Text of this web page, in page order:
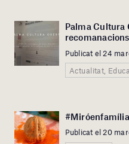
Palma Cultura
recomanacions
Publicat el 24
Actualitat,
Publicat el 20